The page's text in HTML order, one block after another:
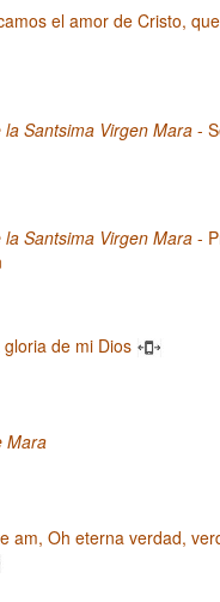
el amor de Cristo,
Santsima Virgen Mara -
Santsima Virgen Mara -
de mi Dios
Mara
am, Oh eterna verdad,